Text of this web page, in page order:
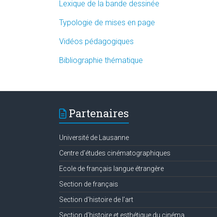
Lexique de la bande dessinée
Typologie de mises en page
Vidéos pédagogiques
Bibliographie thématique
Partenaires
Université de Lausanne
Centre d’études cinématographiques
Ecole de français langue étrangère
Section de français
Section d’histoire de l’art
Section d’histoire et esthétique du cinéma